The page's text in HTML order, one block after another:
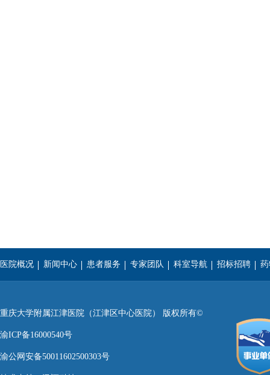
医院概况 新闻中心 患者服务 专家团队 科室导航 招标招聘
重庆大学附属江津医院（江津区中心医院） 版权所有©
渝ICP备16000540号
渝公网安备50011602500303号